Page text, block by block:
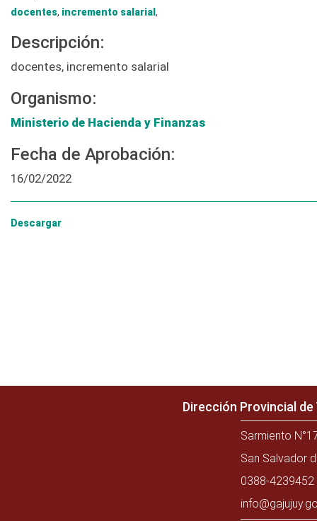
docentes, incremento salarial ,
Descripción:
docentes, incremento salarial
Organismo:
Ministerio de Hacienda y Finanzas
Fecha de Aprobación:
16/02/2022
Descargar
Dirección Provincial
Sarmiento
San Salvador
0388-